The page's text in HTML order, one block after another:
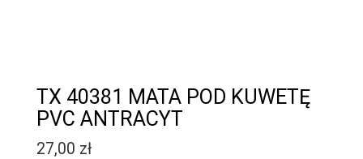
TX 40381 MATA POD KUWETĘ
PVC ANTRACYT
27,00 zł